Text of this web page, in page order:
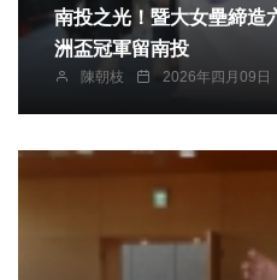
南投之光！暨大女壘締
洲盃冠軍留南投
陳朝枝 2026年四月09日